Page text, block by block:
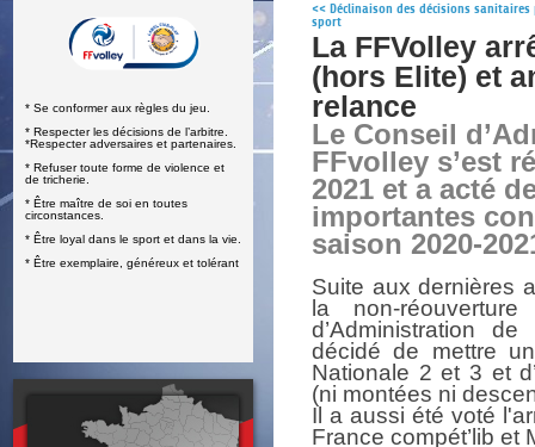
* Se conformer aux règles du jeu.
* Respecter les décisions de l’arbitre.
*Respecter adversaires et partenaires.
* Refuser toute forme de violence et
de tricherie.
* Être maître de soi en toutes
circonstances.
* Être loyal dans le sport et dans la vie.
* Être exemplaire, généreux et tolérant
<< Déclinaison des décisions sanitaires
sport
La FFVolley
(hors Elite) et
relance
Le Conseil
FFvolley s’est
2021 et a acté
importantes
saison 2020-
Suite aux dernières
la non-
d’Administration
décidé de mettre
Nationale 2 et 3 et
(ni montées ni
Il a aussi été voté
France compét’lib et